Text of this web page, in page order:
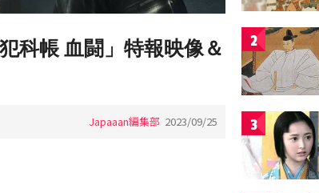
科帳 血闘」特報映像＆
Japaaan編集部 2023/09/25
2
3